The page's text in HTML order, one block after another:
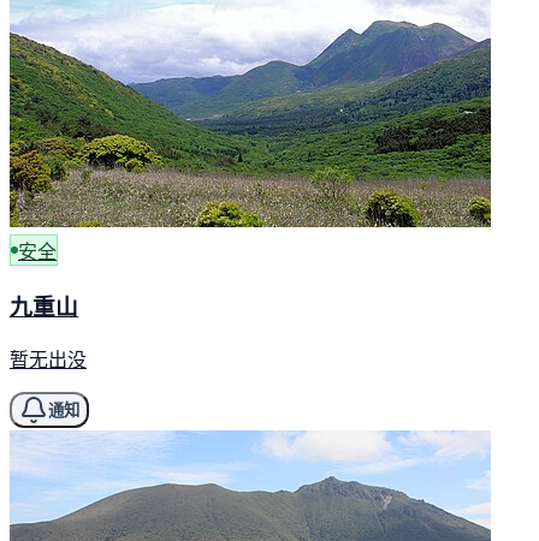
安全
九重山
暂无出没
通知